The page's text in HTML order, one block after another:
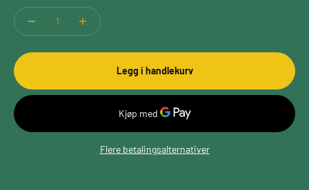
Legg i handlekurv
Flere betalingsalternativer